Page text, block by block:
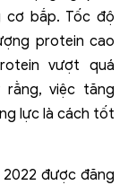
cơ bắp. Tốc độ
protein cao
vượt quá
rằng, việc tăng
lực là cách tốt
được đăng